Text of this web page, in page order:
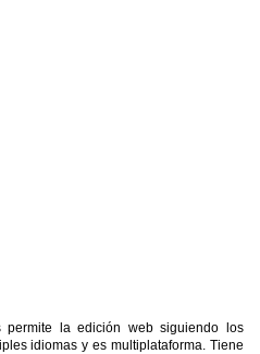
la edición web siguiendo los
idiomas y es multiplataforma. Tiene